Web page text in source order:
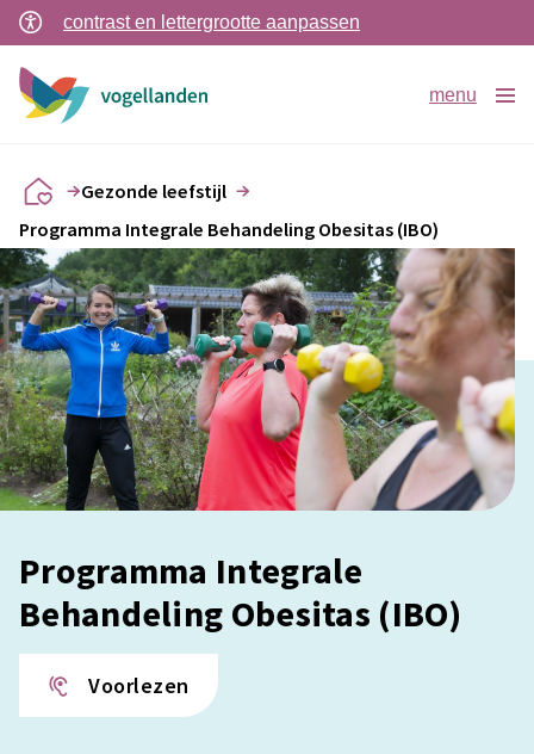
contrast en lettergrootte aanpassen
menu
Gezonde leefstijl
Programma Integrale Behandeling Obesitas (IBO)
Programma Integrale
Behandeling Obesitas (IBO)
Voorlezen